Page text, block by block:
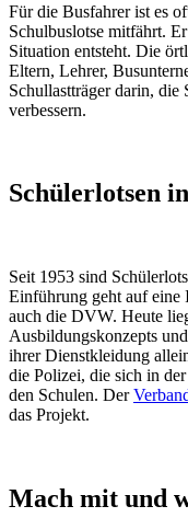
Für die Busfahrer ist es
Schulbuslotse mitfährt.
Situation entsteht. Die
Eltern, Lehrer,
Schullastträger darin, die
verbessern.
Schülerlotsen
Seit 1953 sind
Einführung geht auf eine
auch die DVW. Heute
Ausbildungskonzepts
ihrer Dienstkleidung
die Polizei, die sich in
den Schulen. Der
das Projekt.
Mach mit und